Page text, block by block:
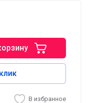
В избранное